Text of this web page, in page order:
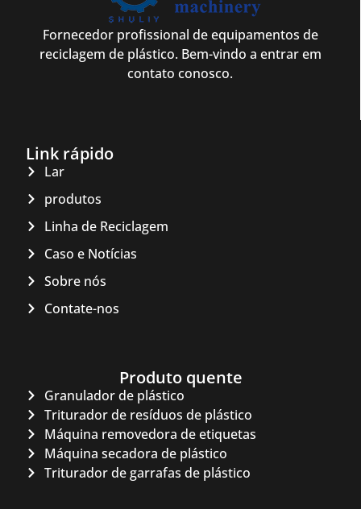
Fornecedor profissional de equipamentos de
reciclagem de plástico. Bem-vindo a entrar em
contato conosco.
Link rápido
Lar
produtos
Linha de Reciclagem
Caso e Notícias
Sobre nós
Contate-nos
Produto quente
Granulador de plástico
Triturador de resíduos de plástico
Máquina removedora de etiquetas
Máquina secadora de plástico
Triturador de garrafas de plástico